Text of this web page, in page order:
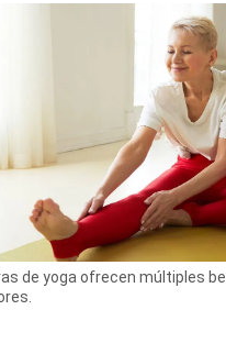
de yoga ofrecen múltiples